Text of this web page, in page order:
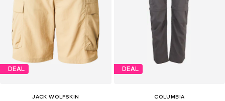
DEAL
JACK WOLFSKIN
DEAL
COLUMBIA